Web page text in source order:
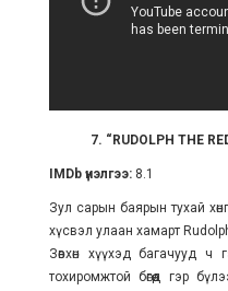
7. “RUDOLPH THE
IMDb үнэлгээ:8.1
Зул сарын баярын тухай
хүсвэл улаан хамарт
Зөвхөн хүүхэд багачууд ч
тохиромжтой бөгөөд гэр